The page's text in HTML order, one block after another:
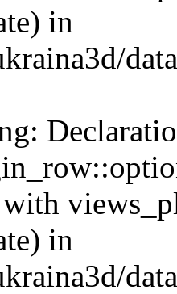
in
in